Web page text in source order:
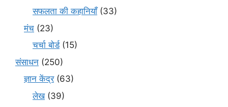
सफलता की कहानियाँ(33)
मंच (23)
चर्चा बोर्ड(15)
संसाधन (250)
ज्ञान केंद्र(63)
लेख(39)